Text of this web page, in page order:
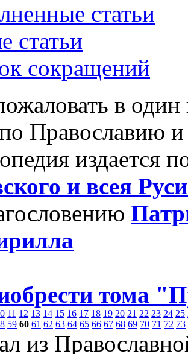
статьи
статьи
сокращений
в
Православию
издается
и всея
тома
11 12 13 14 15 16 17 18 19 20 21 22 23 24 25
59 60 61 62 63 64 65 66 67 68 69 70 71 72 73
из